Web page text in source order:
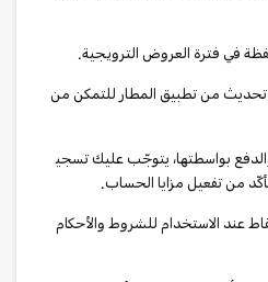
في فترة العروض الترويجية.
من تطبيق المطار للتمكن من
بواسطتها، يتوجّب عليك تسجي
من تفعيل مزايا الحساب.
عند الاستخدام للشروط والأحكام